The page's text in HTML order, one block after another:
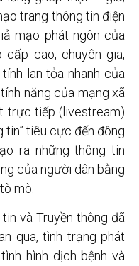
trang thông tin điện
mạo phát ngôn của
cấp cao, chuyên gia,
lan tỏa nhanh của
năng của mạng xã
trực tiếp (livestream)
tin” tiêu cực đến đông
ra những thông tin
của người dân bằng
mò.
và Truyền thông đã
qua, tình trạng phát
hình dịch bệnh và